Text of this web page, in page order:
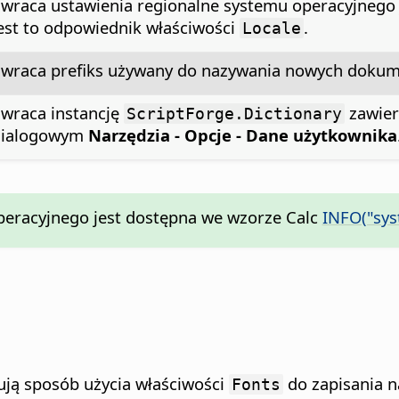
ustawienia regionalne systemu
to odpowiednik właściwości Locale .
prefiks używany do nazywania nowych
instancję ScriptForge.Dictionary
Narzędzia - Opcje - Dane użytkownika
jest dostępna we wzorze Calc
sposób użycia właściwości Fonts do zapisania